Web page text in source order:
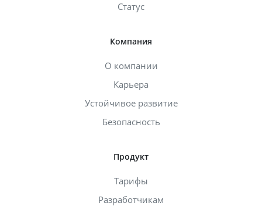
Статус
Компания
О компании
Карьера
Устойчивое развитие
Безопасность
Продукт
Тарифы
Разработчикам